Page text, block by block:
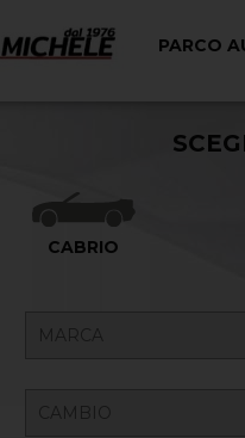
PARCO
CABRIO